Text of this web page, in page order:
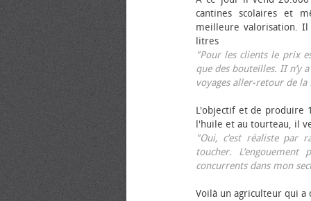
cantines scolaires et
meilleure valorisation.
litres
"Pour les clients le prix
que des bouteilles. II n’y
voyages aller-retour de
L'objectif et de produire
l'huile et au tourteau, il
"Oui, c’est réaliste par
toucher.
concurrents dans mon
Voilà un agriculteur qui